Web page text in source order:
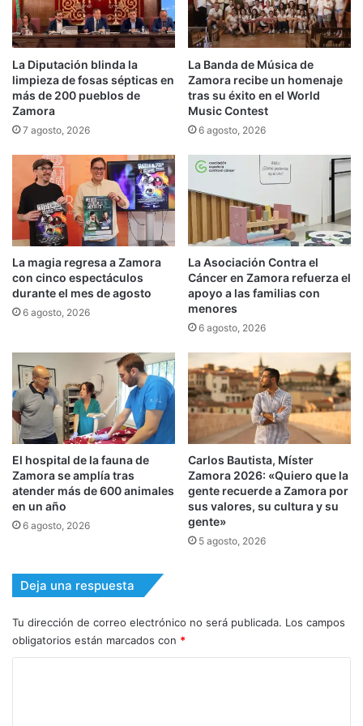
La Diputación blinda la
limpieza de fosas sépticas en
más de 200 pueblos de
Zamora
7 agosto, 2026
La Banda de Música de
Zamora recibe un homenaje
tras su éxito en el World
Music Contest
6 agosto, 2026
La magia regresa a Zamora
con cinco espectáculos
durante el mes de agosto
6 agosto, 2026
La Asociación Contra el
Cáncer en Zamora refuerza el
apoyo a las familias con
menores
6 agosto, 2026
El hospital de la fauna de
Zamora se amplía tras
atender más de 600 animales
en un año
6 agosto, 2026
Carlos Bautista, Míster
Zamora 2026: «Quiero que la
gente recuerde a Zamora por
sus valores, su cultura y su
gente»
5 agosto, 2026
Deja una respuesta
Tu dirección de correo electrónico no será publicada. Los campos
obligatorios están marcados con *